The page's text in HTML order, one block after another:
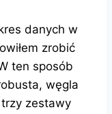
danych w
zrobić
ten sposób
węgla
zestawy